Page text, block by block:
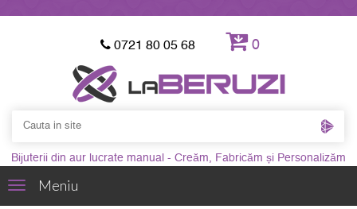
0721 80 05 68 0
Bijuterii din aur lucrate manual - Creăm, Fabricăm și Personalizăm
ToggleMeniu